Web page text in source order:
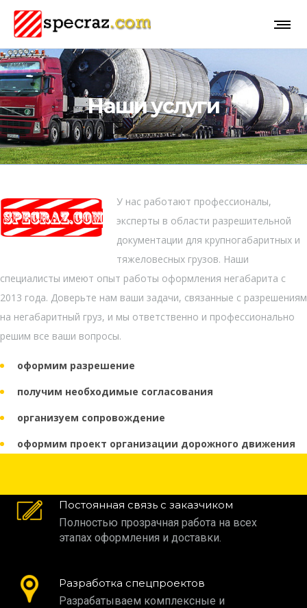
Наши услуги
У нас работают профессионалы,
эксперты в области разрешительной
документации для крупногабаритных и
тяжеловесных грузов. Наши
специалисты имеют опыт работы оформления негабарита с
2013 года. Доверьте нам ваши задачи, связанные с разрешениям
на негабаритный груз, и мы ответственно и профессионально
решим все ваши вопросы.
оформим разрешение
получим необходимые согласования
организуем сопровождение
оформим проект организации дорожного движения
Постоянная связь с заказчиком
Полностью прозрачная работа на всех
этапах оформления и доставки.
Разработка спецпроектов
Разрабатываем комплексные и